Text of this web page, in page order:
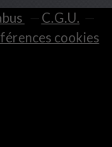
C.G.U.
cookies